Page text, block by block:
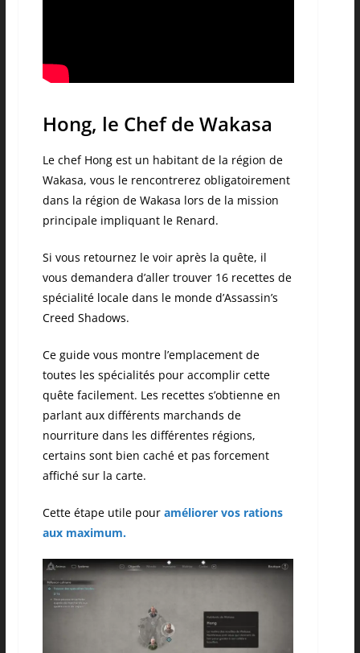
Hong, le Chef de Wakasa
Le chef Hong est un habitant de la région de
Wakasa, vous le rencontrerez obligatoirement
dans la région de Wakasa lors de la mission
principale impliquant le Renard.
Si vous retournez le voir après la quête, il
vous demandera d’aller trouver 16 recettes de
spécialité locale dans le monde d’Assassin’s
Creed Shadows.
Ce guide vous montre l’emplacement de
toutes les spécialités pour accomplir cette
quête facilement. Les recettes s’obtienne en
parlant aux différents marchands de
nourriture dans les différentes régions,
certains sont bien caché et pas forcement
affiché sur la carte.
Cette étape utile pouraméliorer vos rations
aux maximum.